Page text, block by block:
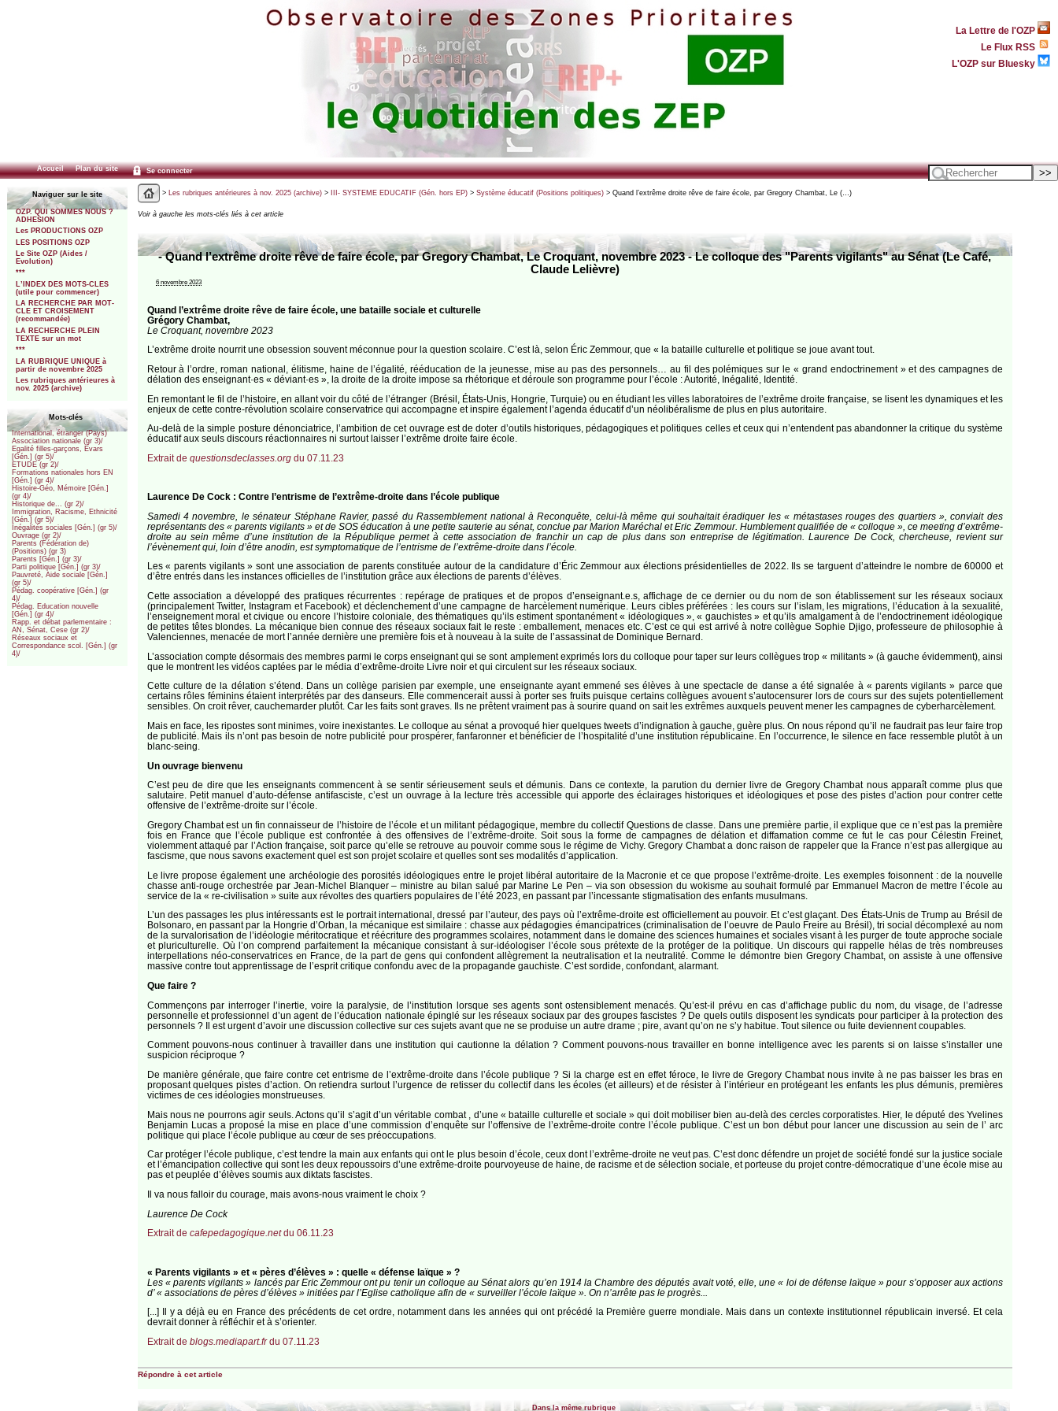
La Lettre de l'OZP
Le Flux RSS
L'OZP sur Bluesky
Accueil Plan du site Se connecter
Naviguer sur le site
OZP. QUI SOMMES NOUS ?
ADHESION
Les PRODUCTIONS OZP
LES POSITIONS OZP
Le Site OZP (Aides /
Evolution)
***
L’INDEX DES MOTS-CLES
(utile pour commencer)
LA RECHERCHE PAR MOT-
CLE ET CROISEMENT
(recommandée)
LA RECHERCHE PLEIN
TEXTE sur un mot
***
LA RUBRIQUE UNIQUE à
partir de novembre 2025
Les rubriques antérieures à
nov. 2025 (archive)
Mots-clés
International, étranger (Pays)
Association nationale (gr 3)/
Egalité filles-garçons, Evars
[Gén.] (gr 5)/
ETUDE (gr 2)/
Formations nationales hors EN
[Gén.] (gr 4)/
Histoire-Géo, Mémoire [Gén.]
(gr 4)/
Historique de... (gr 2)/
Immigration, Racisme, Ethnicité
[Gén.] (gr 5)/
Inégalités sociales [Gén.] (gr 5)/
Ouvrage (gr 2)/
Parents (Fédération de)
(Positions) (gr 3)
Parents [Gén.] (gr 3)/
Parti politique [Gén.] (gr 3)/
Pauvreté, Aide sociale [Gén.]
(gr 5)/
Pédag. coopérative [Gén.] (gr
4)/
Pédag. Education nouvelle
[Gén.] (gr 4)/
Rapp. et débat parlementaire :
AN, Sénat, Cese (gr 2)/
Réseaux sociaux et
Correspondance scol. [Gén.] (gr
4)/
> Les rubriques antérieures à nov. 2025 (archive)> III- SYSTEME EDUCATIF (Gén. hors EP)> Système éducatif (Positions politiques)> Quand l’extrême droite rêve de faire école, par Gregory Chambat, Le (…)
Voir à gauche les mots-clés liés à cet article
- Quand l’extrême droite rêve de faire école, par Gregory Chambat, Le Croquant, novembre 2023 - Le colloque des "Parents vigilants" au Sénat (Le Café,
Claude Lelièvre)
6 novembre 2023
Quand l’extrême droite rêve de faire école, une bataille sociale et culturelle
Grégory Chambat,
Le Croquant, novembre 2023
L’extrême droite nourrit une obsession souvent méconnue pour la question scolaire. C’est là, selon Éric Zemmour, que « la bataille culturelle et politique se joue avant tout.
Retour à l’ordre, roman national, élitisme, haine de l’égalité, rééducation de la jeunesse, mise au pas des personnels… au fil des polémiques sur le « grand endoctrinement » et des campagnes de
délation des enseignant·es « déviant·es », la droite de la droite impose sa rhétorique et déroule son programme pour l’école : Autorité, Inégalité, Identité.
En remontant le fil de l’histoire, en allant voir du côté de l’étranger (Brésil, États-Unis, Hongrie, Turquie) ou en étudiant les villes laboratoires de l’extrême droite française, se lisent les dynamiques et les
enjeux de cette contre-révolution scolaire conservatrice qui accompagne et inspire également l’agenda éducatif d’un néolibéralisme de plus en plus autoritaire.
Au-delà de la simple posture dénonciatrice, l’ambition de cet ouvrage est de doter d’outils historiques, pédagogiques et politiques celles et ceux qui n’entendent pas abandonner la critique du système
éducatif aux seuls discours réactionnaires ni surtout laisser l’extrême droite faire école.
Extrait de questionsdeclasses.orgdu 07.11.23
Laurence De Cock : Contre l’entrisme de l’extrême-droite dans l’école publique
Samedi 4 novembre, le sénateur Stéphane Ravier, passé du Rassemblement national à Reconquête, celui-là même qui souhaitait éradiquer les « métastases rouges des quartiers », conviait des
représentants des « parents vigilants » et de SOS éducation à une petite sauterie au sénat, conclue par Marion Maréchal et Eric Zemmour. Humblement qualifiée de « colloque », ce meeting d’extrême-
droite au sein même d’une institution de la République permet à cette association de franchir un cap de plus dans son entreprise de légitimation. Laurence De Cock, chercheuse, revient sur
l’évènement qui, loin d’être anodin, est symptomatique de l’entrisme de l’extrême-droite dans l’école.
Les « parents vigilants » sont une association de parents constituée autour de la candidature d’Éric Zemmour aux élections présidentielles de 2022. Ils se targuent d’atteindre le nombre de 60000 et
d’être entrés dans les instances officielles de l’institution grâce aux élections de parents d’élèves.
Cette association a développé des pratiques récurrentes : repérage de pratiques et de propos d’enseignant.e.s, affichage de ce dernier ou du nom de son établissement sur les réseaux sociaux
(principalement Twitter, Instagram et Facebook) et déclenchement d’une campagne de harcèlement numérique. Leurs cibles préférées : les cours sur l’islam, les migrations, l’éducation à la sexualité,
l’enseignement moral et civique ou encore l’histoire coloniale, des thématiques qu’ils estiment spontanément « idéologiques », « gauchistes » et qu’ils amalgament à de l’endoctrinement idéologique
de petites têtes blondes. La mécanique bien connue des réseaux sociaux fait le reste : emballement, menaces etc. C’est ce qui est arrivé à notre collègue Sophie Djigo, professeure de philosophie à
Valenciennes, menacée de mort l’année dernière une première fois et à nouveau à la suite de l’assassinat de Dominique Bernard.
L’association compte désormais des membres parmi le corps enseignant qui se sont amplement exprimés lors du colloque pour taper sur leurs collègues trop « militants » (à gauche évidemment), ainsi
que le montrent les vidéos captées par le média d’extrême-droite Livre noir et qui circulent sur les réseaux sociaux.
Cette culture de la délation s’étend. Dans un collège parisien par exemple, une enseignante ayant emmené ses élèves à une spectacle de danse a été signalée à « parents vigilants » parce que
certains rôles féminins étaient interprétés par des danseurs. Elle commencerait aussi à porter ses fruits puisque certains collègues avouent s’autocensurer lors de cours sur des sujets potentiellement
sensibles. On croit rêver, cauchemarder plutôt. Car les faits sont graves. Ils ne prêtent vraiment pas à sourire quand on sait les extrêmes auxquels peuvent mener les campagnes de cyberharcèlement.
Mais en face, les ripostes sont minimes, voire inexistantes. Le colloque au sénat a provoqué hier quelques tweets d’indignation à gauche, guère plus. On nous répond qu’il ne faudrait pas leur faire trop
de publicité. Mais ils n’ont pas besoin de notre publicité pour prospérer, fanfaronner et bénéficier de l’hospitalité d’une institution républicaine. En l’occurrence, le silence en face ressemble plutôt à un
blanc-seing.
Un ouvrage bienvenu
C’est peu de dire que les enseignants commencent à se sentir sérieusement seuls et démunis. Dans ce contexte, la parution du dernier livre de Gregory Chambat nous apparaît comme plus que
salutaire. Petit manuel d’auto-défense antifasciste, c’est un ouvrage à la lecture très accessible qui apporte des éclairages historiques et idéologiques et pose des pistes d’action pour contrer cette
offensive de l’extrême-droite sur l’école.
Gregory Chambat est un fin connaisseur de l’histoire de l’école et un militant pédagogique, membre du collectif Questions de classe. Dans une première partie, il explique que ce n’est pas la première
fois en France que l’école publique est confrontée à des offensives de l’extrême-droite. Soit sous la forme de campagnes de délation et diffamation comme ce fut le cas pour Célestin Freinet,
violemment attaqué par l’Action française, soit parce qu’elle se retrouve au pouvoir comme sous le régime de Vichy. Gregory Chambat a donc raison de rappeler que la France n’est pas allergique au
fascisme, que nous savons exactement quel est son projet scolaire et quelles sont ses modalités d’application.
Le livre propose également une archéologie des porosités idéologiques entre le projet libéral autoritaire de la Macronie et ce que propose l’extrême-droite. Les exemples foisonnent : de la nouvelle
chasse anti-rouge orchestrée par Jean-Michel Blanquer – ministre au bilan salué par Marine Le Pen – via son obsession du wokisme au souhait formulé par Emmanuel Macron de mettre l’école au
service de la « re-civilisation » suite aux révoltes des quartiers populaires de l’été 2023, en passant par l’incessante stigmatisation des enfants musulmans.
L’un des passages les plus intéressants est le portrait international, dressé par l’auteur, des pays où l’extrême-droite est officiellement au pouvoir. Et c’est glaçant. Des États-Unis de Trump au Brésil de
Bolsonaro, en passant par la Hongrie d’Orban, la mécanique est similaire : chasse aux pédagogies émancipatrices (criminalisation de l’oeuvre de Paulo Freire au Brésil), tri social décomplexé au nom
de la survalorisation de l’idéologie méritocratique et réécriture des programmes scolaires, notamment dans le domaine des sciences humaines et sociales visant à les purger de toute approche sociale
et pluriculturelle. Où l’on comprend parfaitement la mécanique consistant à sur-idéologiser l’école sous prétexte de la protéger de la politique. Un discours qui rappelle hélas de très nombreuses
interpellations néo-conservatrices en France, de la part de gens qui confondent allègrement la neutralisation et la neutralité. Comme le démontre bien Gregory Chambat, on assiste à une offensive
massive contre tout apprentissage de l’esprit critique confondu avec de la propagande gauchiste. C’est sordide, confondant, alarmant.
Que faire ?
Commençons par interroger l’inertie, voire la paralysie, de l’institution lorsque ses agents sont ostensiblement menacés. Qu’est-il prévu en cas d’affichage public du nom, du visage, de l’adresse
personnelle et professionnel d’un agent de l’éducation nationale épinglé sur les réseaux sociaux par des groupes fascistes ? De quels outils disposent les syndicats pour participer à la protection des
personnels ? Il est urgent d’avoir une discussion collective sur ces sujets avant que ne se produise un autre drame ; pire, avant qu’on ne s’y habitue. Tout silence ou fuite deviennent coupables.
Comment pouvons-nous continuer à travailler dans une institution qui cautionne la délation ? Comment pouvons-nous travailler en bonne intelligence avec les parents si on laisse s’installer une
suspicion réciproque ?
De manière générale, que faire contre cet entrisme de l’extrême-droite dans l’école publique ? Si la charge est en effet féroce, le livre de Gregory Chambat nous invite à ne pas baisser les bras en
proposant quelques pistes d’action. On retiendra surtout l’urgence de retisser du collectif dans les écoles (et ailleurs) et de résister à l’intérieur en protégeant les enfants les plus démunis, premières
victimes de ces idéologies monstrueuses.
Mais nous ne pourrons agir seuls. Actons qu’il s’agit d’un véritable combat , d’une « bataille culturelle et sociale » qui doit mobiliser bien au-delà des cercles corporatistes. Hier, le député des Yvelines
Benjamin Lucas a proposé la mise en place d’une commission d’enquête sur l’offensive de l’extrême-droite contre l’école publique. C’est un bon début pour lancer une discussion au sein de l’ arc
politique qui place l’école publique au cœur de ses préoccupations.
Car protéger l’école publique, c’est tendre la main aux enfants qui ont le plus besoin d’école, ceux dont l’extrême-droite ne veut pas. C’est donc défendre un projet de société fondé sur la justice sociale
et l’émancipation collective qui sont les deux repoussoirs d’une extrême-droite pourvoyeuse de haine, de racisme et de sélection sociale, et porteuse du projet contre-démocratique d’une école mise au
pas et peuplée d’élèves soumis aux diktats fascistes.
Il va nous falloir du courage, mais avons-nous vraiment le choix ?
Laurence De Cock
Extrait de cafepedagogique.netdu 06.11.23
« Parents vigilants » et « pères d’élèves » : quelle « défense laïque » ?
Les « parents vigilants » lancés par Eric Zemmour ont pu tenir un colloque au Sénat alors qu’en 1914 la Chambre des députés avait voté, elle, une « loi de défense laïque » pour s’opposer aux actions
d’ « associations de pères d’élèves » initiées par l’Eglise catholique afin de « surveiller l’école laïque ». On n’arrête pas le progrès...
[...] Il y a déjà eu en France des précédents de cet ordre, notamment dans les années qui ont précédé la Première guerre mondiale. Mais dans un contexte institutionnel républicain inversé. Et cela
devrait donner à réfléchir et à s’orienter.
Extrait de blogs.mediapart.frdu 07.11.23
Répondre à cet article
Dans la même rubrique